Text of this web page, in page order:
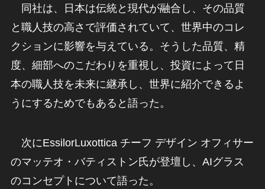
同社は、日本は伝統と現代が融合し、その品質
と職人技の高さで評価されていて、世界中のコレ
クションに影響を与えている。そうした品質、精
度、細部へのこだわりを重視し、投資によって日
本の職人技を未来に継承し、世界に紹介できるよ
うにするためでもあると語った。
次にEssilorLuxottica チーフ デザイン オフィサー
のマッテオ・バティストン氏が登壇し、AIグラス
のコンセプトについて語った。